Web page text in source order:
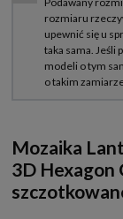
Mozaika
3D Hexagon